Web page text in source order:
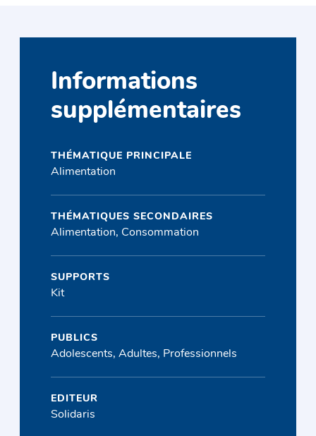
Informations
supplémentaires
THÉMATIQUE PRINCIPALE
Alimentation
THÉMATIQUES SECONDAIRES
Alimentation, Consommation
SUPPORTS
Kit
PUBLICS
Adolescents, Adultes, Professionnels
EDITEUR
Solidaris